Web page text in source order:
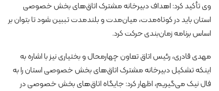
وی تأکید کرد: اهداف دبیرخانه مشترک اتاق‌های بخش خصوصی
استان باید در کوتاه‌مدت، میان‌مدت و بلندمدت تببین شود تا بتوان بر
اساس برنامه زمان‌بندی حرکت کرد.
مهدی قادری، رئیس اتاق تعاون چهارمحال و بختیاری نیز با اشاره به
اینکه تشکیل دبیرخانه مشترک اتاق‌های بخش خصوصی استان را به
فال نیک می‌گیریم، اظهار کرد: جایگاه اتاق‌های بخش خصوصی در